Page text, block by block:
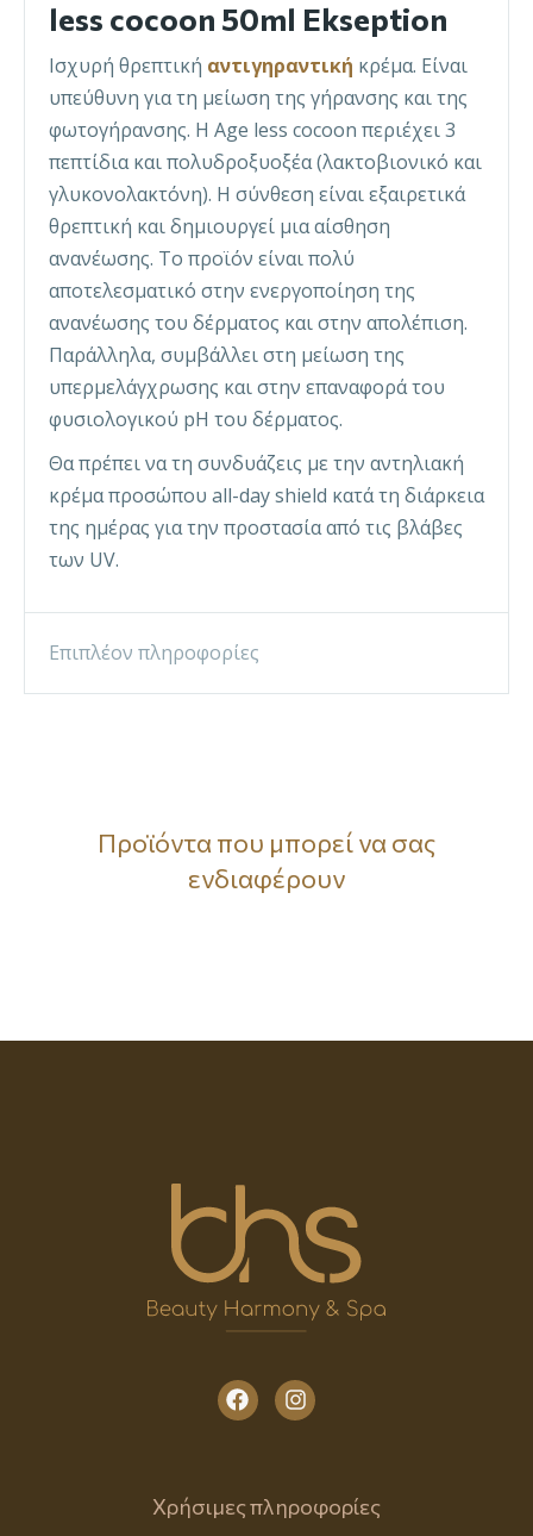
less cocoon 50ml Ekseption
Ισχυρή θρεπτική αντιγηραντική κρέμα. Είναι
υπεύθυνη για τη μείωση της γήρανσης και της
φωτογήρανσης. Η Age less cocoon περιέχει 3
πεπτίδια και πολυδροξυοξέα (λακτοβιονικό και
γλυκονολακτόνη). Η σύνθεση είναι εξαιρετικά
θρεπτική και δημιουργεί μια αίσθηση
ανανέωσης. Το προϊόν είναι πολύ
αποτελεσματικό στην ενεργοποίηση της
ανανέωσης του δέρματος και στην απολέπιση.
Παράλληλα, συμβάλλει στη μείωση της
υπερμελάγχρωσης και στην επαναφορά του
φυσιολογικού pH του δέρματος.
Θα πρέπει να τη συνδυάζεις με την αντηλιακή
κρέμα προσώπου all-day shield κατά τη διάρκεια
της ημέρας για την προστασία από τις βλάβες
των UV.
Επιπλέον πληροφορίες
Προϊόντα που μπορεί να σας
ενδιαφέρουν
Χρήσιμες πληροφορίες